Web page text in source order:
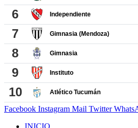
Facebook Instagram Mail Twitter